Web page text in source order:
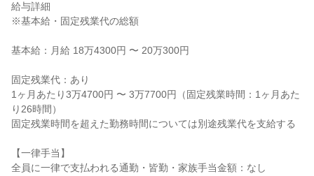
給与詳細
※基本給・固定残業代の総額
基本給：月給 18万4300円 〜 20万300円
固定残業代：あり
1ヶ月あたり3万4700円 〜 3万7700円（固定残業時間：1ヶ月あた
り26時間）
固定残業時間を超えた勤務時間については別途残業代を支給する
【一律手当】
全員に一律で支払われる通勤・皆勤・家族手当金額：なし